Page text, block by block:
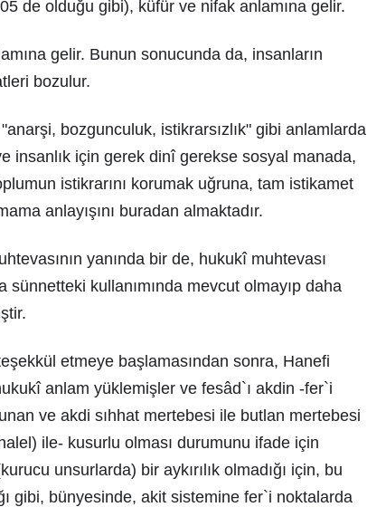
de olduğu gibi), küfür ve nifak anlamına gelir.
gelir. Bunun sonucunda da, insanların
bozulur.
bozgunculuk, istikrarsızlık" gibi anlamlarda
insanlık için gerek dinî gerekse sosyal manada,
istikrarını korumak uğruna, tam istikamet
anlayışını buradan almaktadır.
yanında bir de, hukukî muhtevası
kullanımında mevcut olmayıp daha
etmeye başlamasından sonra, Hanefi
anlam yüklemişler ve fesâd`ı akdin -fer`i
ve akdi sıhhat mertebesi ile butlan mertebesi
ile- kusurlu olması durumunu ifade için
unsurlarda) bir aykırılık olmadığı için, bu
gibi, bünyesinde, akit sistemine fer`i noktalarda